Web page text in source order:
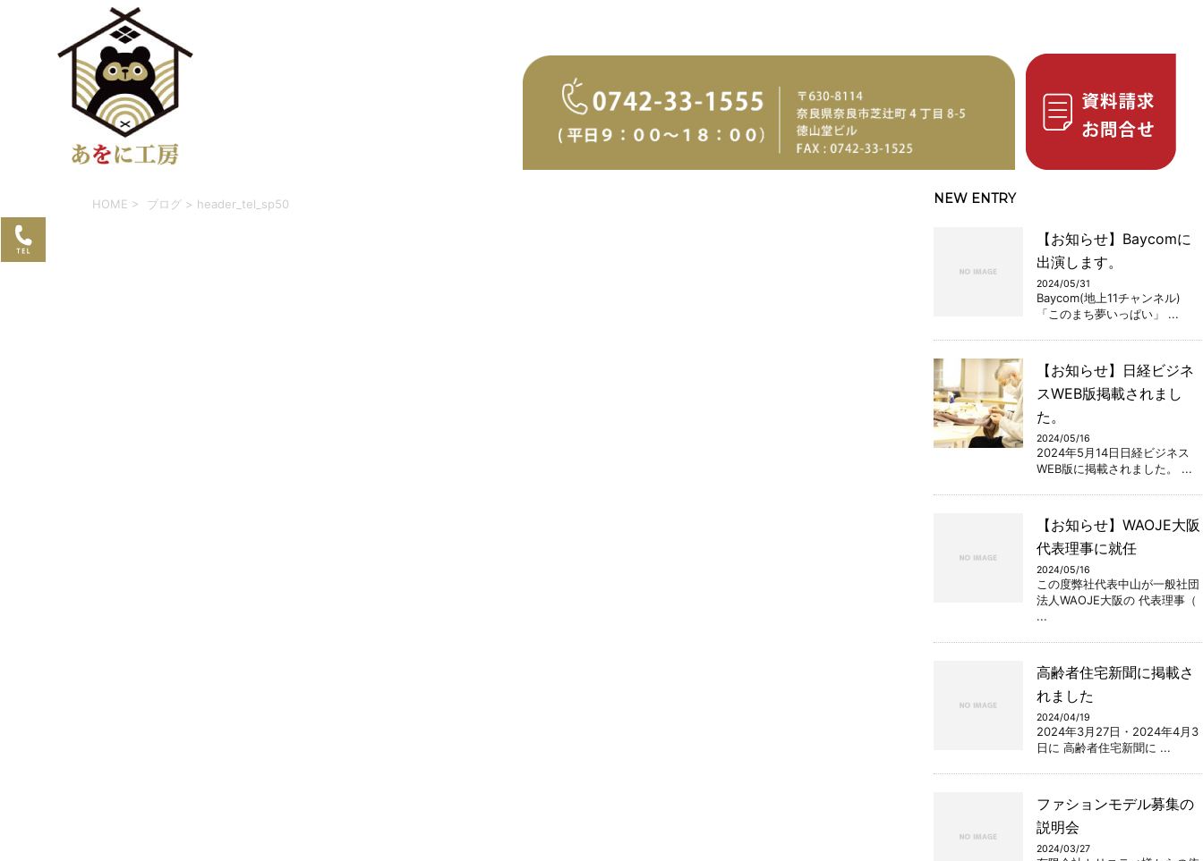
HOME > ブログ > header_tel_sp50 NEW ENTRY
【お知らせ】Baycomに
出演します。
2024/05/31
Baycom(地上11チャンネル)
「このまち夢いっぱい」 ...
【お知らせ】日経ビジネ
スWEB版掲載されまし
た。
2024/05/16
2024年5月14日日経ビジネス
WEB版に掲載されました。 ...
【お知らせ】WAOJE大阪
代表理事に就任
2024/05/16
この度弊社代表中山が一般社団
法人WAOJE大阪の 代表理事（
...
高齢者住宅新聞に掲載さ
れました
2024/04/19
2024年3月27日・2024年4月3
日に 高齢者住宅新聞に ...
ファションモデル募集の
説明会
2024/03/27